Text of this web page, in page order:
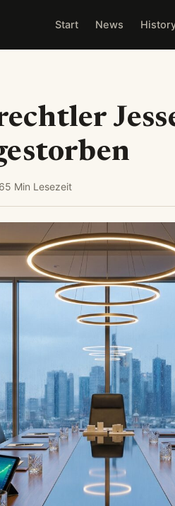
Start News
5 Min Lesezeit